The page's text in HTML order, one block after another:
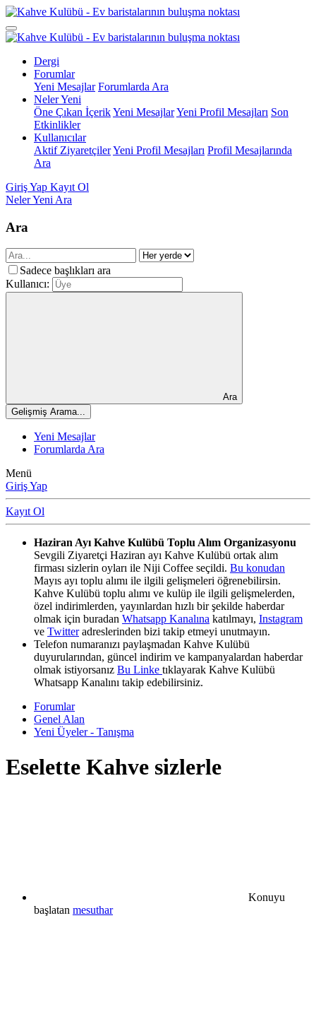
Dergi
Forumlar
Yeni Mesajlar Forumlarda Ara
Neler Yeni
Öne Çıkan İçerikYeni MesajlarYeni Profil Mesajları Son
Etkinlikler
Kullanıcılar
Aktif ZiyaretçilerYeni Profil Mesajları Profil Mesajlarında
Ara
Giriş Yap Kayıt Ol
Neler Yeni Ara
Ara
Sadece başlıkları ara
Kullanıcı:
Ara
Gelişmiş Arama...
Yeni Mesajlar
Forumlarda Ara
Menü
Giriş Yap
Kayıt Ol
Haziran Ayı Kahve Kulübü Toplu Alım Organizasyonu
Sevgili Ziyaretçi Haziran ayı Kahve Kulübü ortak alım
firması sizlerin oyları ile Niji Coffee seçildi. Bu konudan
Mayıs ayı toplu alımı ile ilgili gelişmeleri öğrenebilirsin.
Kahve Kulübü toplu alımı ve kulüp ile ilgili gelişmelerden,
özel indirimlerden, yayınlardan hızlı bir şekilde haberdar
olmak için buradan Whatsapp Kanalına katılmayı, Instagram
ve Twitteradreslerinden bizi takip etmeyi unutmayın.
Telefon numaranızı paylaşmadan Kahve Kulübü
duyurularından, güncel indirim ve kampanyalardan haberdar
olmak istiyorsanız Bu Linke tıklayarak Kahve Kulübü
Whatsapp Kanalını takip edebilirsiniz.
Forumlar
Genel Alan
Yeni Üyeler - Tanışma
Eselette Kahve sizlerle
Konuyu
başlatan mesuthar